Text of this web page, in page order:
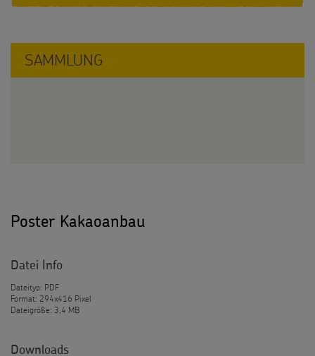
SAMMLUNG
Poster Kakaoanbau
Datei Info
Dateityp: PDF
Format: 294x416 Pixel
Dateigröße: 3,4 MB
Downloads